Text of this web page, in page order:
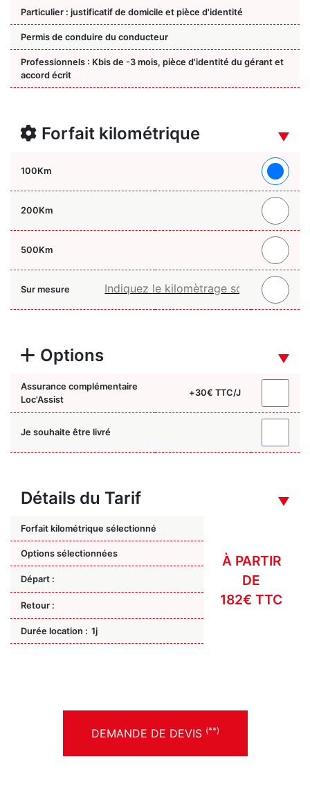
Particulier : justificatif de domicile et pièce d'identité
Permis de conduire du conducteur
Professionnels : Kbis de -3 mois, pièce d'identité du gérant et
accord écrit
Forfait kilométrique
100Km
200Km
500Km
Sur mesure
Options
Assurance complémentaire
Loc'Assist
+30€ TTC/J
Je souhaite être livré
Détails du Tarif
Forfait kilométrique sélectionné
Options sélectionnées
Départ :
Retour :
Durée location : 1j
À PARTIR
DE
182€ TTC
DEMANDE DE DEVIS (**)